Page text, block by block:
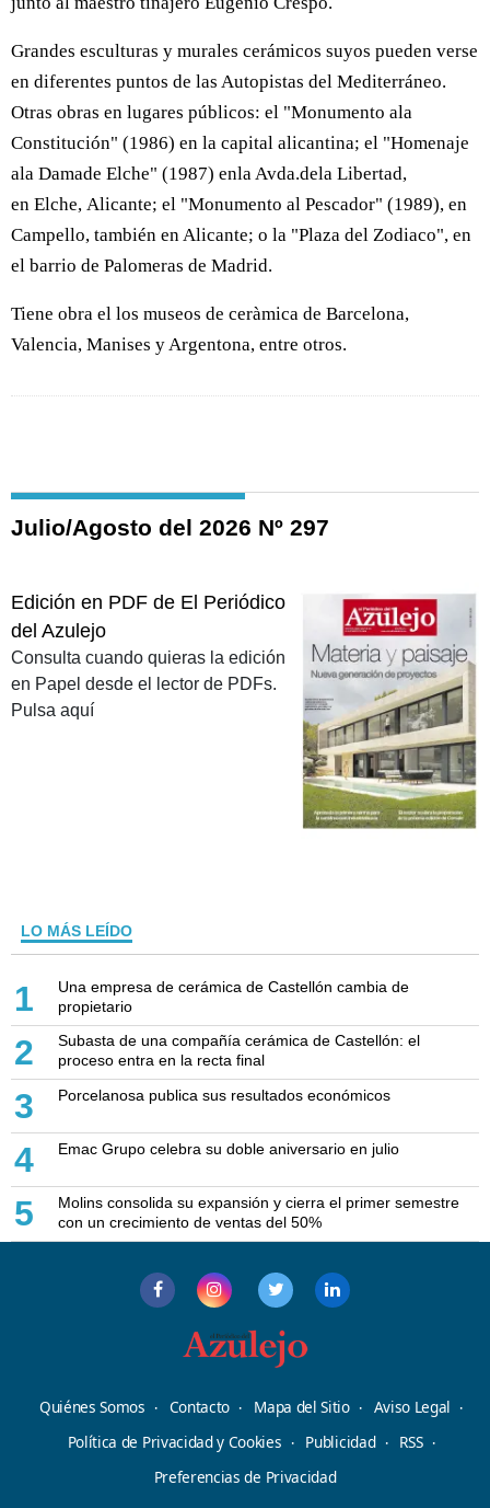
Grandes esculturas y murales cerámicos suyos pueden verse
en diferentes puntos de las Autopistas del Mediterráneo.
Otras obras en lugares públicos: el "Monumento ala
Constitución" (1986) en la capital alicantina; el "Homenaje
ala Damade Elche" (1987) enla Avda.dela Libertad,
en Elche, Alicante; el "Monumento al Pescador" (1989), en
Campello, también en Alicante; o la "Plaza del Zodiaco", en
el barrio de Palomeras de Madrid.
Tiene obra el los museos de ceràmica de Barcelona,
Valencia, Manises y Argentona, entre otros.
Julio/Agosto del 2026 Nº 297
Edición en PDF de El Periódico
del Azulejo
Consulta cuando quieras la edición
en Papel desde el lector de PDFs.
Pulsa aquí
LO MÁS LEÍDO
1
Una empresa de cerámica de Castellón cambia de
propietario
2
Subasta de una compañía cerámica de Castellón: el
proceso entra en la recta final
3 Porcelanosa publica sus resultados económicos
4 Emac Grupo celebra su doble aniversario en julio
5
Molins consolida su expansión y cierra el primer semestre
con un crecimiento de ventas del 50%
Quiénes Somos Contacto Mapa del Sitio
Aviso Legal
Política de Privacidad y Cookies
Publicidad
RSS
Preferencias de Privacidad